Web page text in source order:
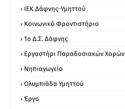
ΙΕΚ Δάφνης-Υμηττού
Κοινωνικό Φροντιστήριο
1ο Δ.Σ. Δάφνης
Εργαστήρι Παραδοσιακών Χορών
Νηπιαγωγείο
Ολυμπιάδα Υμηττού
Έργο